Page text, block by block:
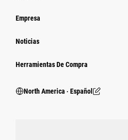
Empresa
Noticias
Herramientas De Compra
North America ‧ Español